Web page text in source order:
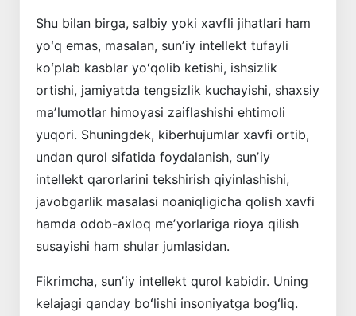
Shu bilan birga, salbiy yoki xavfli jihatlari ham
yoʻq emas, masalan, sunʼiy intellekt tufayli
koʻplab kasblar yoʻqolib ketishi, ishsizlik
ortishi, jamiyatda tengsizlik kuchayishi, shaxsiy
maʼlumotlar himoyasi zaiflashishi ehtimoli
yuqori. Shuningdek, kiberhujumlar xavfi ortib,
undan qurol sifatida foydalanish, sunʼiy
intellekt qarorlarini tekshirish qiyinlashishi,
javobgarlik masalasi noaniqligicha qolish xavfi
hamda odob-axloq meʼyorlariga rioya qilish
susayishi ham shular jumlasidan.
Fikrimcha, sunʼiy intellekt qurol kabidir. Uning
kelajagi qanday boʻlishi insoniyatga bogʻliq.